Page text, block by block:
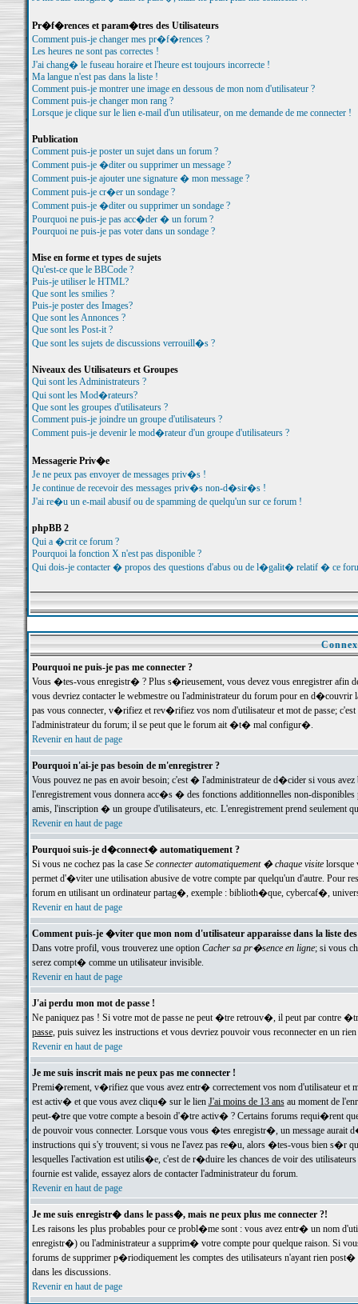
Pr�f�rences et param�tres des Utilisateurs
Comment puis-je changer mes pr�f�rences ?
Les heures ne sont pas correctes !
J'ai chang� le fuseau horaire et l'heure est toujours incorrecte !
Ma langue n'est pas dans la liste !
Comment puis-je montrer une image en dessous de mon nom d'utilisateur ?
Comment puis-je changer mon rang ?
Lorsque je clique sur le lien e-mail d'un utilisateur, on me demande de me connecter !
Publication
Comment puis-je poster un sujet dans un forum ?
Comment puis-je �diter ou supprimer un message ?
Comment puis-je ajouter une signature � mon message ?
Comment puis-je cr�er un sondage ?
Comment puis-je �diter ou supprimer un sondage ?
Pourquoi ne puis-je pas acc�der � un forum ?
Pourquoi ne puis-je pas voter dans un sondage ?
Mise en forme et types de sujets
Qu'est-ce que le BBCode ?
Puis-je utiliser le HTML?
Que sont les smilies ?
Puis-je poster des Images?
Que sont les Annonces ?
Que sont les Post-it ?
Que sont les sujets de discussions verrouill�s ?
Niveaux des Utilisateurs et Groupes
Qui sont les Administrateurs ?
Qui sont les Mod�rateurs?
Que sont les groupes d'utilisateurs ?
Comment puis-je joindre un groupe d'utilisateurs ?
Comment puis-je devenir le mod�rateur d'un groupe d'utilisateurs ?
Messagerie Priv�e
Je ne peux pas envoyer de messages priv�s !
Je continue de recevoir des messages priv�s non-d�sir�s !
J'ai re�u un e-mail abusif ou de spamming de quelqu'un sur ce forum !
phpBB 2
Qui a �crit ce forum ?
Pourquoi la fonction X n'est pas disponible ?
Qui dois-je contacter � propos des questions d'abus ou de l�galit� relatif � ce
Pourquoi ne puis-je pas me connecter ?
Vous �tes-vous enregistr� ? Plus s�rieusement, vous devez vous enregistrer
vous devriez contacter le webmestre ou l'administrateur du forum pour en
pas vous connecter, v�rifiez et rev�rifiez vos nom d'utilisateur et mot de passe;
l'administrateur du forum; il se peut que le forum ait �t� mal configur�.
Revenir en haut de page
Pourquoi n'ai-je pas besoin de m'enregistrer ?
Vous pouvez ne pas en avoir besoin; c'est � l'administrateur de d�cider si vous
l'enregistrement vous donnera acc�s � des fonctions additionnelles non-
amis, l'inscription � un groupe d'utilisateurs, etc. L'enregistrement prend seulement
Revenir en haut de page
Pourquoi suis-je d�connect� automatiquement ?
Si vous ne cochez pas la case Se connecter automatiquement � chaque visitelorsque
permet d'�viter une utilisation abusive de votre compte par quelqu'un d'autre. Pour
forum en utilisant un ordinateur partag�, exemple : biblioth�que, cybercaf�,
Revenir en haut de page
Comment puis-je �viter que mon nom d'utilisateur apparaisse dans la liste
Dans votre profil, vous trouverez une option Cacher sa pr�sence en ligne; si vous
serez compt� comme un utilisateur invisible.
Revenir en haut de page
J'ai perdu mon mot de passe !
Ne paniquez pas ! Si votre mot de passe ne peut �tre retrouv�, il peut par contre
passe, puis suivez les instructions et vous devriez pouvoir vous reconnecter en un rien
Revenir en haut de page
Je me suis inscrit mais ne peux pas me connecter !
Premi�rement, v�rifiez que vous avez entr� correctement vos nom d'utilisateur
est activ� et que vous avez cliqu� sur le lien J'ai moins de 13 ansau moment de
peut-�tre que votre compte a besoin d'�tre activ� ? Certains forums requi�rent
de pouvoir vous connecter. Lorsque vous vous �tes enregistr�, un message aurait
instructions qui s'y trouvent; si vous ne l'avez pas re�u, alors �tes-vous bien s�r
lesquelles l'activation est utilis�e, c'est de r�duire les chances de voir des
fournie est valide, essayez alors de contacter l'administrateur du forum.
Revenir en haut de page
Je me suis enregistr� dans le pass�, mais ne peux plus me connecter ?!
Les raisons les plus probables pour ce probl�me sont : vous avez entr� un nom
enregistr�) ou l'administrateur a supprim� votre compte pour quelque raison. Si
forums de supprimer p�riodiquement les comptes des utilisateurs n'ayant rien
dans les discussions.
Revenir en haut de page